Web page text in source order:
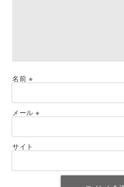
名前 ※
メール ※
サイト